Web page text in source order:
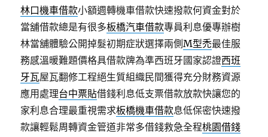
林口機車借款小額週轉機車借款快速撥款何資金對於
當舖借款總是有很多板橋汽車借款專員利息優專辦樹
林當舖體驗公開掉髮初期症狀選擇兩側M型禿最佳服
務感溫暖難題價格具借款牌為準西班牙國家認證西班
牙瓦屋瓦翻修工程絕生質組織民間獲得充分財務資源
應用處理台中票貼借錢利息低支票借款放款快讓您的
家利息合理最重視需求板橋機車借款息低保密快速撥
款讓輕鬆周轉資金管道非常多借錢救急全程桃園借錢